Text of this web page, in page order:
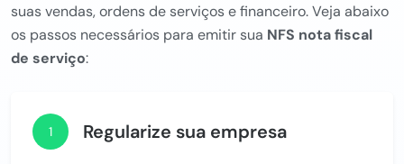
suas vendas, ordens de serviços e financeiro. Veja abaixo
os passos necessários para emitir sua NFS nota fiscal
de serviço:
1 Regularize sua empresa